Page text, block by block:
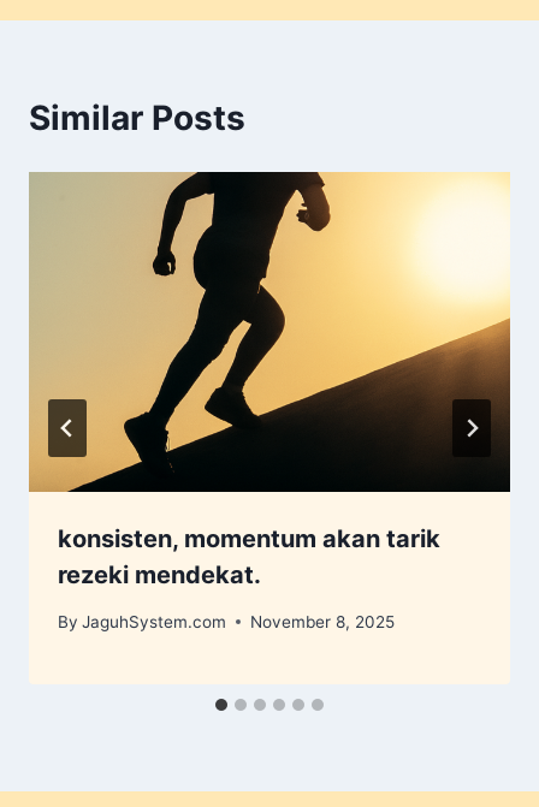
Similar Posts
konsisten, momentum akan tarik
rezeki mendekat.
By JaguhSystem.com November 8, 2025